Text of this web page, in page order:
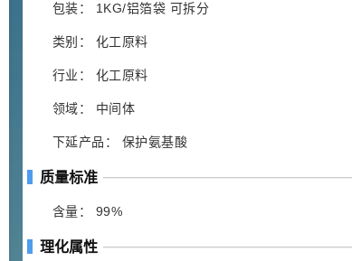
包装： 1KG/铝箔袋 可拆分
类别： 化工原料
行业： 化工原料
领域： 中间体
下延产品： 保护氨基酸
质量标准
含量： 99%
理化属性
浏览量 - 5.51w
多效唑 90%
29